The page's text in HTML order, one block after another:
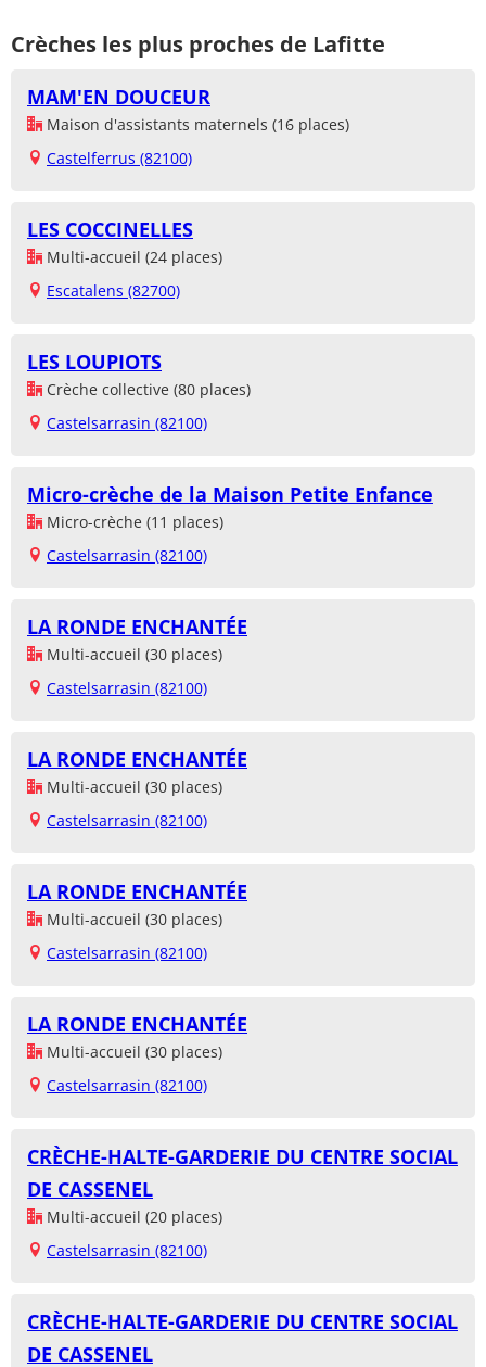
Crèches les plus proches de Lafitte
MAM'EN DOUCEUR
Maison d'assistants maternels (16 places)
Castelferrus (82100)
LES COCCINELLES
Multi-accueil (24 places)
Escatalens (82700)
LES LOUPIOTS
Crèche collective (80 places)
Castelsarrasin (82100)
Micro-crèche de la Maison Petite Enfance
Micro-crèche (11 places)
Castelsarrasin (82100)
LA RONDE ENCHANTÉE
Multi-accueil (30 places)
Castelsarrasin (82100)
LA RONDE ENCHANTÉE
Multi-accueil (30 places)
Castelsarrasin (82100)
LA RONDE ENCHANTÉE
Multi-accueil (30 places)
Castelsarrasin (82100)
LA RONDE ENCHANTÉE
Multi-accueil (30 places)
Castelsarrasin (82100)
CRÈCHE-HALTE-GARDERIE DU CENTRE SOCIAL
DE CASSENEL
Multi-accueil (20 places)
Castelsarrasin (82100)
CRÈCHE-HALTE-GARDERIE DU CENTRE SOCIAL
DE CASSENEL